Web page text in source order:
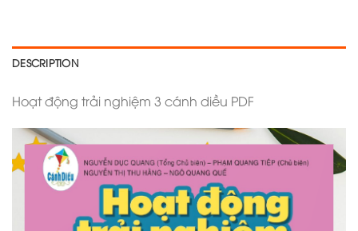
DESCRIPTION
Hoạt động trải nghiệm 3 cánh diều PDF